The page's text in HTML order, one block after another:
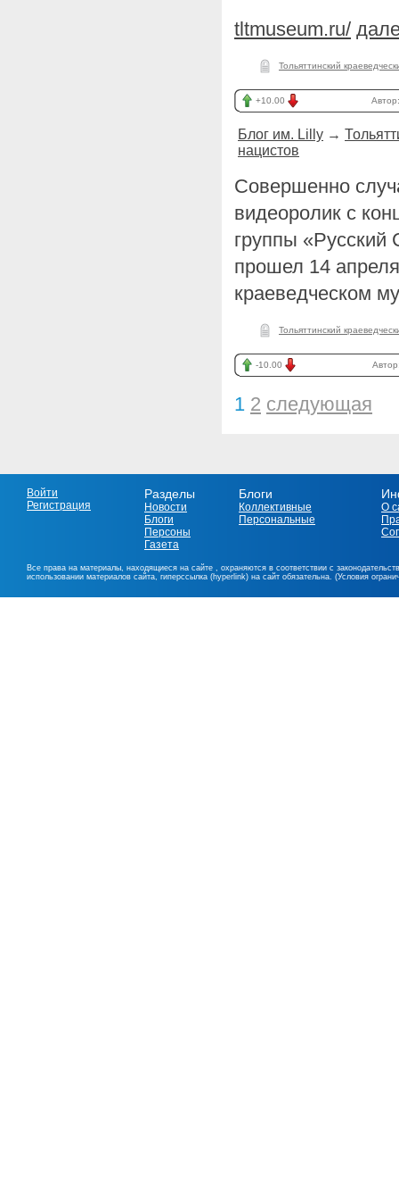
tltmuseum.ru/
Тольяттинский
+10.00
Блог им. Lilly →
нацистов
Совершенно
видеоролик с
группы «Русский
прошел 14
краеведческом
Тольяттинский
-10.00
1 2 следующая
Войти
Регистрация
Разделы
Новости
Блоги
Персоны
Газета
Блоги
Коллективные
Персональные
О
Все права на материалы, находящиеся на сайте , охраняются в соответствии с
использовании материалов сайта, гиперссылка (hyperlink) на сайт обязательна. (Условия